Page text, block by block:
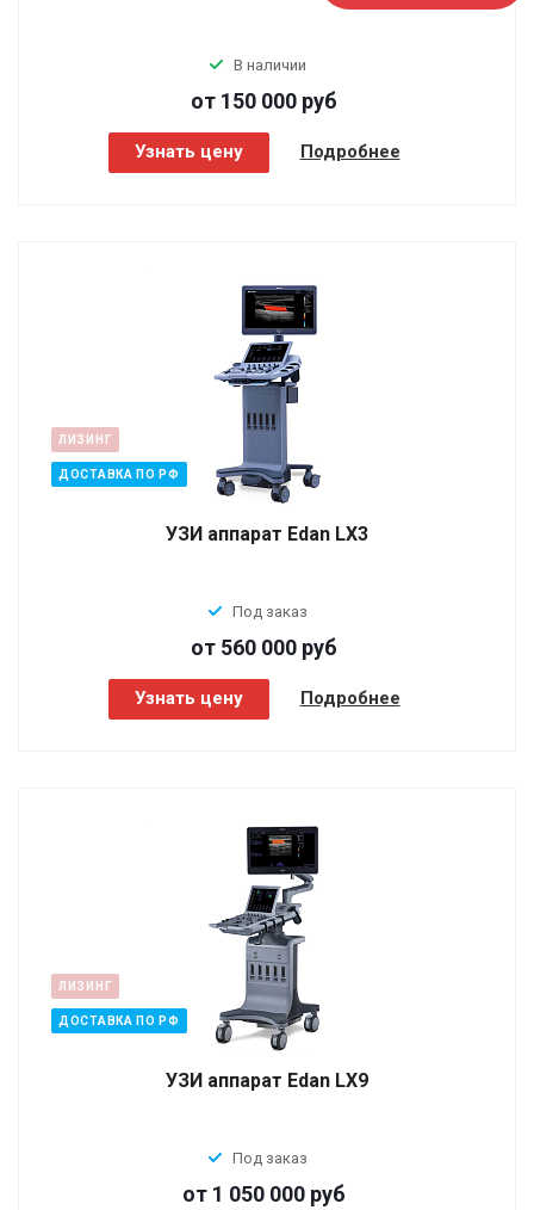
В наличии
от 150 000 руб
Узнать цену Подробнее
ЛИЗИНГ
ДОСТАВКА ПО РФ
УЗИ аппарат Edan LX3
Под заказ
от 560 000 руб
Узнать цену Подробнее
ЛИЗИНГ
ДОСТАВКА ПО РФ
УЗИ аппарат Edan LX9
Под заказ
от 1 050 000 руб